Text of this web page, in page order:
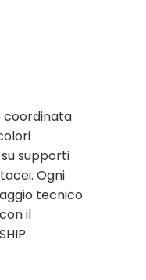
coordinata
supporti
Ogni
tecnico
il